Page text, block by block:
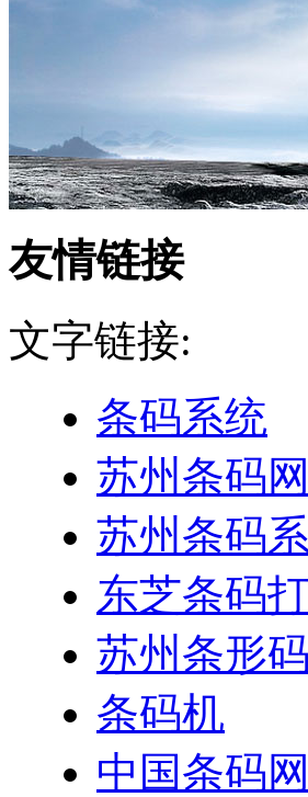
友情链接
文字链接:
条码系统
苏州条码网
苏州条码
东芝条码
苏州条形码
条码机
中国条码网